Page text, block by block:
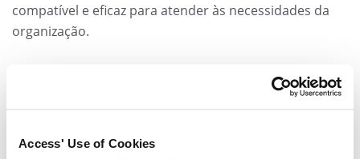
Access' Use of Cookies
compatível e eficaz para atender às necessidades da
organização.
Para ter mais informações sobre a criação de um
cronograma moderno de retenção de registros, a
programa de gerenciamento de informações